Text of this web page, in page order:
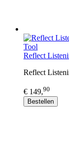
Reflect
Reflect
€ 149,90
Bestellen